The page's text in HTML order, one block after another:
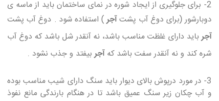
2- برای جلوگیری از ایجاد شوره در نمای ساختمان باید از ماسه ی
دوبارشور (برای دوغ آب پشتآجر) استفاده شود . دوغ آب پشت
آجرباید دارای غلظت مناسب باشد، نه آنقدر شل باشد که دوغ آب
شره کند و نه آنقدر سفت باشد که آجربیفتد و جذب نشود .
3- در مورد درپوش بالای دیوار باید سنگ دارای شیب مناسب بوده
و آب چکان زیر سنگ عمیق باشد تا در هنگام بارندگی مانع نفوذ